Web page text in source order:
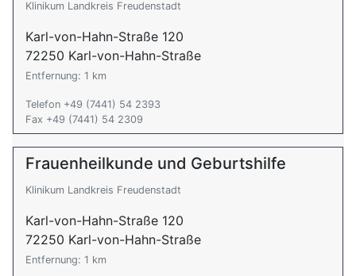
Klinikum Landkreis Freudenstadt
Karl-von-Hahn-Straße 120
72250 Karl-von-Hahn-Straße
Entfernung: 1 km
Telefon +49 (7441) 54 2393
Fax +49 (7441) 54 2309
Frauenheilkunde und Geburtshilfe
Klinikum Landkreis Freudenstadt
Karl-von-Hahn-Straße 120
72250 Karl-von-Hahn-Straße
Entfernung: 1 km